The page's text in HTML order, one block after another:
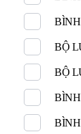
BỘ
BỘ